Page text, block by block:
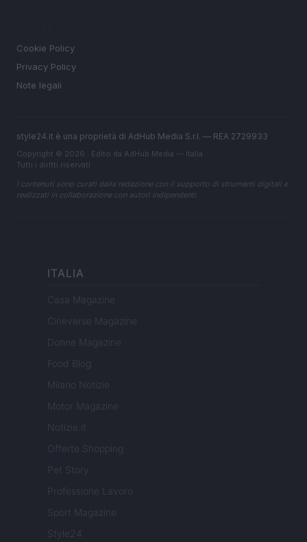
Cookie Policy
Privacy Policy
Note legali
style24.it è una proprietà di AdHub Media S.r.l. — REA 2729933
Copyright © 2026 · Edito da AdHub Media — Italia
Tutti i diritti riservati
I contenuti sono curati dalla redazione con il supporto di strumenti digitali e
realizzati in collaborazione con autori indipendenti.
ITALIA
Casa Magazine
Cineverse Magazine
Donne Magazine
Food Blog
Milano Notizie
Motor Magazine
Notizie.it
Offerte Shopping
Pet Story
Professione Lavoro
Sport Magazine
Style24